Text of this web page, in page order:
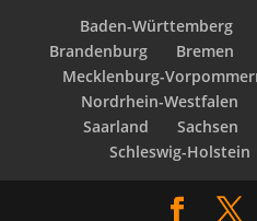
Baden-Württemberg
Brandenburg
Bremen
Mecklenburg-
Nordrhein-Westfalen
Saarland
Sachsen
Schleswig-Holstein